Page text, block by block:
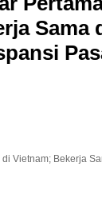
Sama
Vietnam; Bekerja